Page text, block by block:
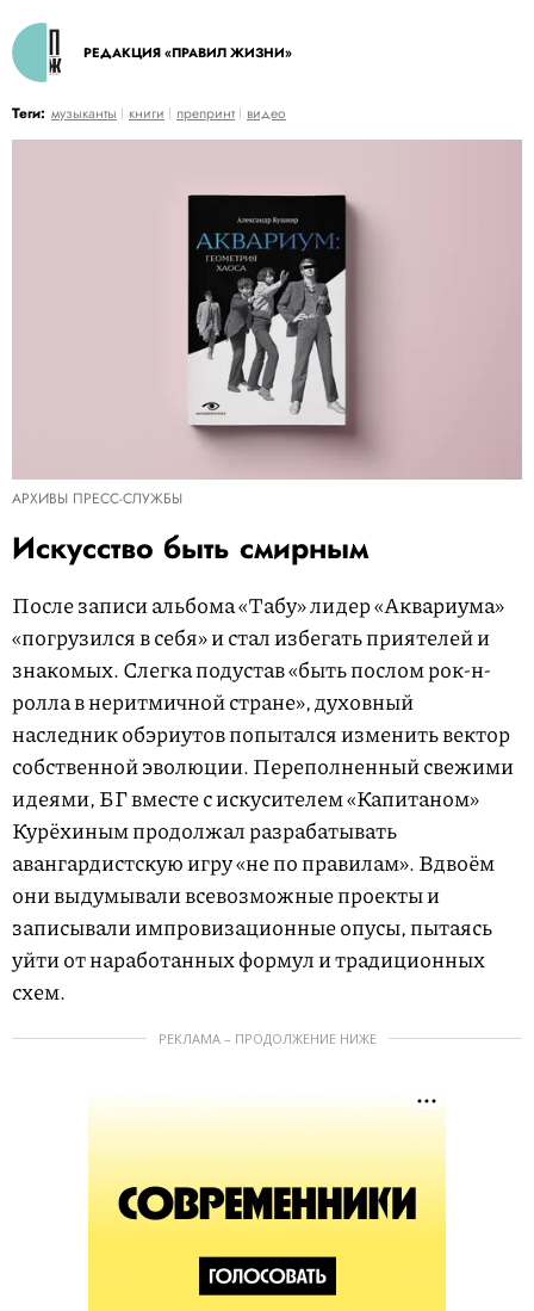
РЕДАКЦИЯ «ПРАВИЛ ЖИЗНИ»
Теги: музыканты книги препринт видео
АРХИВЫ ПРЕСС-СЛУЖБЫ
Искусство быть смирным
После записи альбома «Табу» лидер «Аквариума»
«погрузился в себя» и стал избегать приятелей и
знакомых. Слегка подустав «быть послом рок-н-
ролла в неритмичной стране», духовный
наследник обэриутов попытался изменить вектор
собственной эволюции. Переполненный свежими
идеями, БГ вместе с искусителем «Капитаном»
Курёхиным продолжал разрабатывать
авангардистскую игру «не по правилам». Вдвоём
они выдумывали всевозможные проекты и
записывали импровизационные опусы, пытаясь
уйти от наработанных формул и традиционных
схем.
РЕКЛАМА – ПРОДОЛЖЕНИЕ НИЖЕ